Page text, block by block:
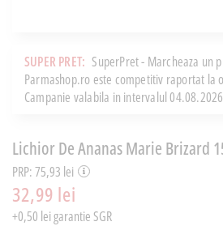
SUPER PRET: SuperPret - Marcheaza un
Parmashop.ro este competitiv raportat la
Campanie valabila in intervalul
Lichior De Ananas Marie Brizard
PRP: 75,93 lei
32,99 lei
+0,50 lei garantie SGR